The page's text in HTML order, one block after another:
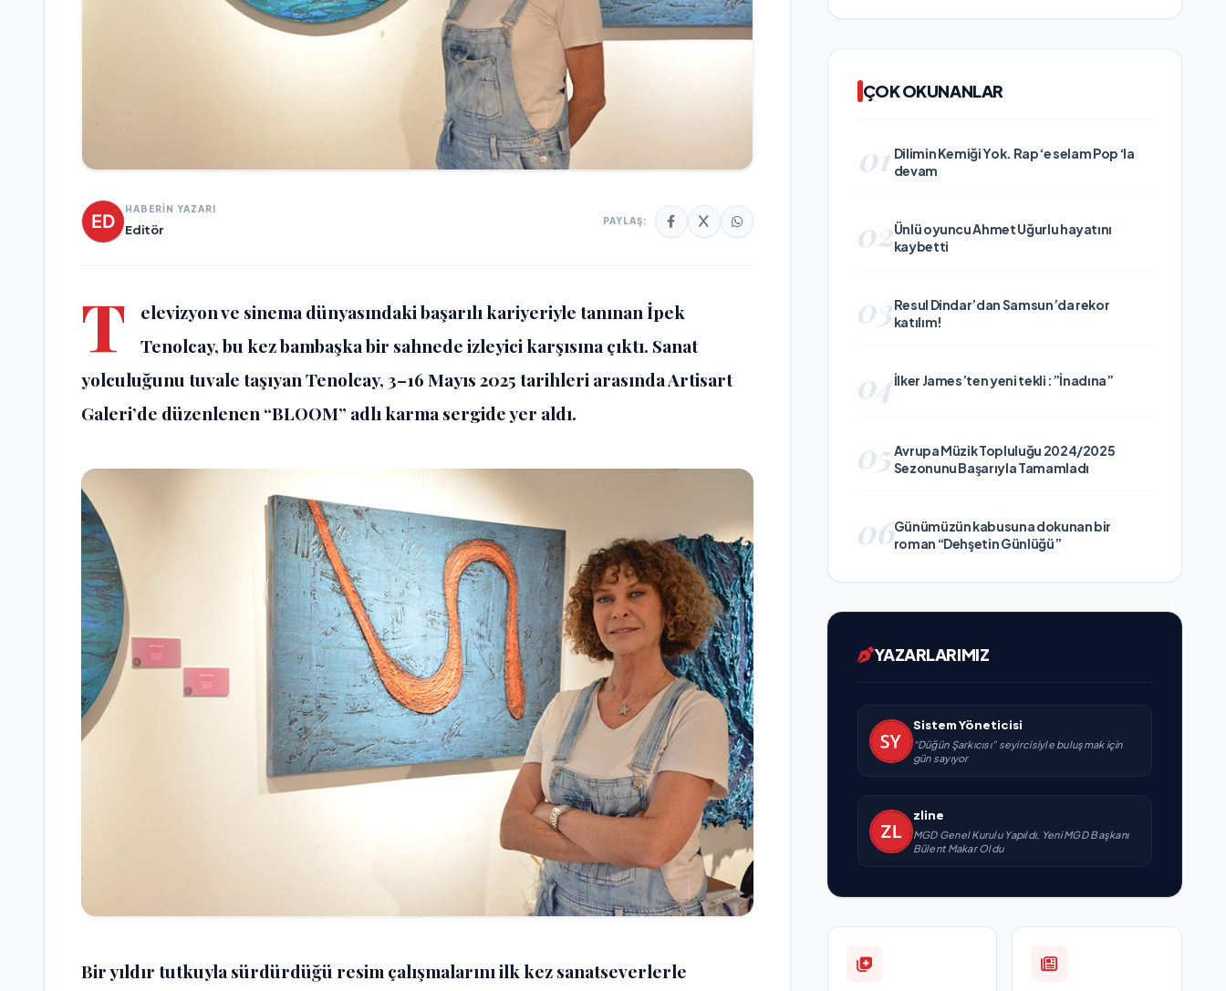
HABERİN YAZARI
Editör
PAYLAŞ:
T
elevizyon ve sinema dünyasındaki başarılı kariyeriyle tanınan İpek
Tenolcay, bu kez bambaşka bir sahnede izleyici karşısına çıktı. Sanat
yolculuğunu tuvale taşıyan Tenolcay, 3–16 Mayıs 2025 tarihleri arasında Artisart
Galeri’de düzenlenen “BLOOM” adlı karma sergide yer aldı.
Bir yıldır tutkuyla sürdürdüğü resim çalışmalarını ilk kez sanatseverlerle
ÇOK OKUNANLAR
01 Dilimin Kemiği Yok. Rap ‘e selam Pop ‘la
devam
02Ünlü oyuncu Ahmet Uğurlu hayatını
kaybetti
03Resul Dindar’dan Samsun’da rekor
katılım!
04İlker James’ten yeni tekli :”İnadına”
05Avrupa Müzik Topluluğu 2024/2025
Sezonunu Başarıyla Tamamladı
06Günümüzün kabusuna dokunan bir
roman “Dehşetin Günlüğü”
YAZARLARIMIZ
Sistem Yöneticisi
“Düğün Şarkıcısı” seyircisiyle buluşmak için
gün sayıyor
zline
MGD Genel Kurulu Yapıldı, Yeni MGD Başkanı
Bülent Makar Oldu